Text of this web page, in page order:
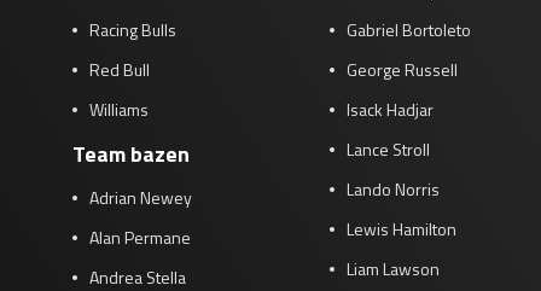
Racing Bulls
Red Bull
Williams
Team bazen
Adrian Newey
Alan Permane
Andrea Stella
Gabriel Bortoleto
George Russell
Isack Hadjar
Lance Stroll
Lando Norris
Lewis Hamilton
Liam Lawson